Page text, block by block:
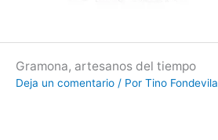
Gramona, artesanos del tiempo
Deja un comentario / Por Tino Fondevila